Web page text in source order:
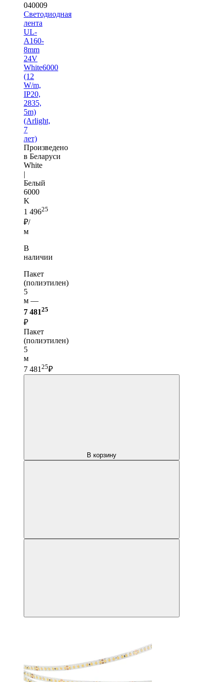
040009
Светодиодная
лента
UL-
A160-
8mm
24V
White6000
(12
W/m,
IP20,
2835,
5m)
(Arlight,
7
лет)
Произведено
в Беларуси
White
|
Белый
6000
K
1 49625
₽/
м
В
наличии
Пакет
(полиэтилен)
5
м —
7 48125
₽
Пакет
(полиэтилен)
5
м
7 481 25₽
В корзину